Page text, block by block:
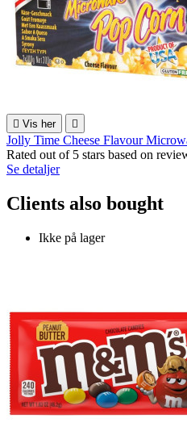
 Vis her 
Jolly Time Cheese Flavour
Rated out of 5 stars based on
Se detaljer
Clients also bought
Ikke på lager